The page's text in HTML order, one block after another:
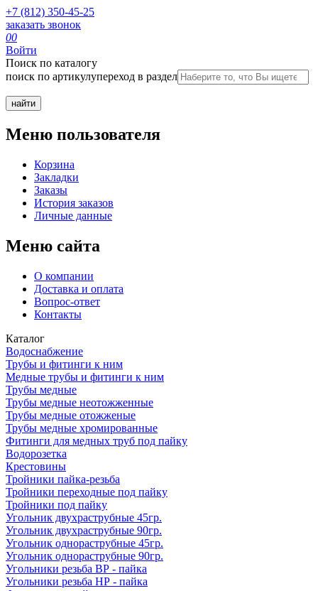
+7 (812) 350-45-25
заказать звонок
00
Войти
Поиск по каталогу
поиск по артикулупереход в раздел
Меню пользователя
Корзина
Закладки
Заказы
История заказов
Личные данные
Меню сайта
О компании
Доставка и оплата
Вопрос-ответ
Контакты
Каталог
Водоснабжение
Трубы и фитинги к ним
Медные трубы и фитинги к ним
Трубы медные
Трубы медные неотожженные
Трубы медные отожженые
Трубы медные хромированные
Фитинги для медных труб под пайку
Водорозетка
Крестовины
Тройники пайка-резьба
Тройники переходные под пайку
Тройники под пайку
Угольник двухраструбные 45гр.
Угольник двухраструбные 90гр.
Угольник однораструбные 45гр.
Угольник однораструбные 90гр.
Угольники резьба ВР - пайка
Угольники резьба НР - пайка